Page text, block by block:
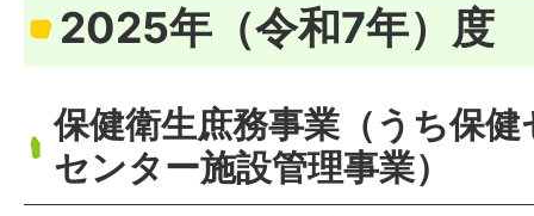
2025年（令和7年）度
保健衛生庶務事業（うち保
センター施設管理事業）